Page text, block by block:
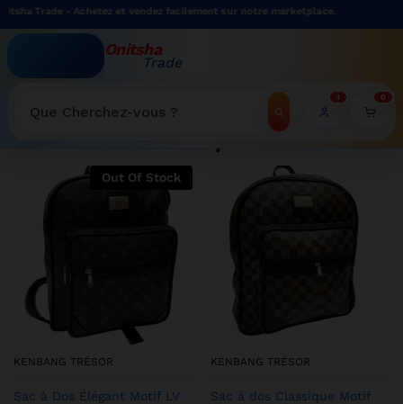
Achetez et vendez facilement sur notre marketplace.
Onitsha
Trade
Recherche
1 0
WELCOME TO ONITSHATRADE ONLINE SHOP
Out Of Stock
KENBANG TRÉSOR
Sac à Dos Élégant Motif LV
KENBANG TRÉSOR
Sac à dos Classique Motif